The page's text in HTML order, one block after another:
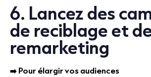
6. Lancez des
de reciblage et
remarketing
➡️ Pour élargir vos audiences